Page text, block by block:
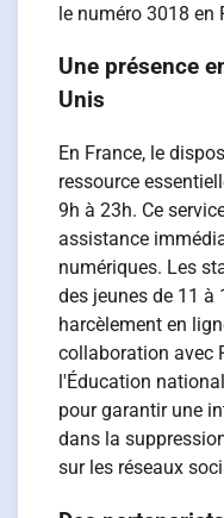
le numéro 3018 en
Une présence
Unis
En France, le
ressource
9h à 23h. Ce
assistance
numériques. Les
des jeunes de 11
harcèlement en
collaboration avec
l'Éducation
pour garantir une
dans la
sur les réseaux